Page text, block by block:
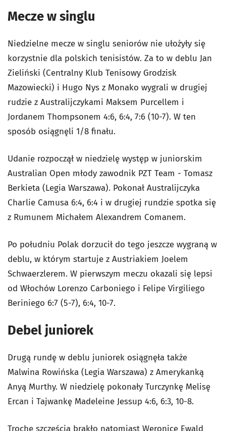
Mecze w singlu
Niedzielne mecze w singlu seniorów nie ułożyły się
korzystnie dla polskich tenisistów. Za to w deblu Jan
Zieliński (Centralny Klub Tenisowy Grodzisk
Mazowiecki) i Hugo Nys z Monako wygrali w drugiej
rudzie z Australijczykami Maksem Purcellem i
Jordanem Thompsonem 4:6, 6:4, 7:6 (10-7). W ten
sposób osiągnęli 1/8 finału.
Udanie rozpoczął w niedzielę występ w juniorskim
Australian Open młody zawodnik PZT Team - Tomasz
Berkieta (Legia Warszawa). Pokonał Australijczyka
Charlie Camusa 6:4, 6:4 i w drugiej rundzie spotka się
z Rumunem Michałem Alexandrem Comanem.
Po południu Polak dorzucił do tego jeszcze wygraną w
deblu, w którym startuje z Austriakiem Joelem
Schwaerzlerem. W pierwszym meczu okazali się lepsi
od Włochów Lorenzo Carboniego i Felipe Virgiliego
Beriniego 6:7 (5-7), 6:4, 10-7.
Debel juniorek
Drugą rundę w deblu juniorek osiągnęła także
Malwina Rowińska (Legia Warszawa) z Amerykanką
Anyą Murthy. W niedzielę pokonały Turczynkę Melisę
Ercan i Tajwankę Madeleine Jessup 4:6, 6:3, 10-8.
Trochę szczęścia brakło natomiast Weronice Ewald